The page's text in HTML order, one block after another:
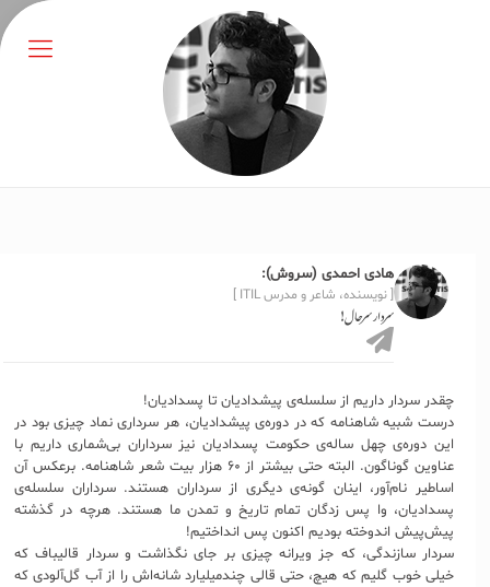
هادی احمدی (سروش):
[ نویسنده، شاعر و مدرس ITIL ]
سردار سرحال!
چقدر سردار داریم از سلسله‌‌ی پیشدادیان تا پسدادیان!
درست شبیه شاهنامه که در دوره‌ی پیشدادیان، هر سرداری نماد چیزی بود در
این دوره‌ی چهل ساله‌ی حکومت پسدادیان نیز سرداران بی‌شماری داریم با
عناوین گوناگون. البته حتی بیشتر از ۶۰ هزار بیت شعر شاهنامه. برعکس آن
اساطیر نام‌آور، اینان گونه‌ی دیگری از سرداران هستند. سرداران سلسله‌ی
پسدادیان، وا پس زدگان تمام تاریخ و تمدن ما هستند. هرچه در گذشته
پیش‌پیش اندوخته بودیم اکنون پس انداختیم!
سردار سازندگی، که جز ویرانه چیزی بر جای نگذاشت و سردار قالیباف که
خیلی خوب گلیم که هیچ، حتی قالی چندمیلیارد شانه‌اش را از آب گل‌آلودی که